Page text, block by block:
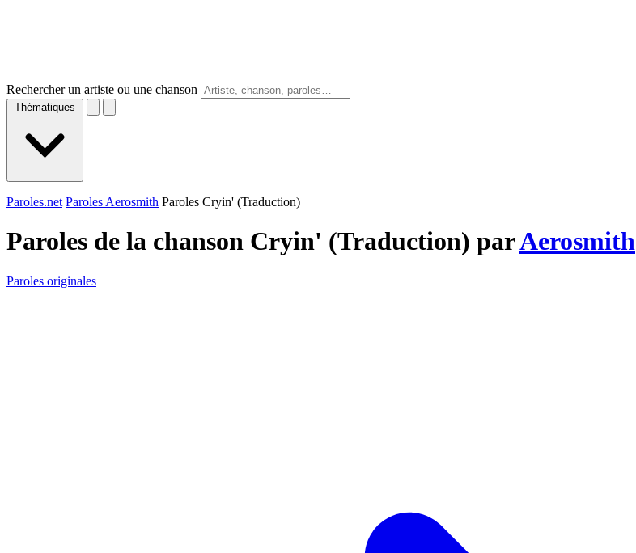
Rechercher un artiste ou une chanson
Thématiques
Paroles.net Paroles Aerosmith Paroles Cryin' (Traduction)
Paroles de la chanson Cryin' (Traduction) parAerosmith
Paroles originales